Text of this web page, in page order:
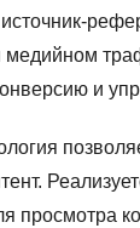
источник-
медийном
и
просмотра